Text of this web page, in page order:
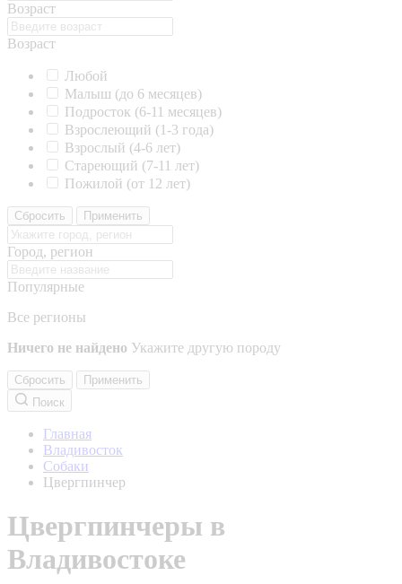
Возраст
Возраст
Любой
Малыш (до 6 месяцев)
Подросток (6-11 месяцев)
Взрослеющий (1-3 года)
Взрослый (4-6 лет)
Стареющий (7-11 лет)
Пожилой (от 12 лет)
Сбросить Применить
Город, регион
Популярные
Все регионы
Ничего не найдено Укажите другую породу
Сбросить
Применить
Поиск
Главная
Владивосток
Собаки
Цвергпинчер
Цвергпинчеры в
Владивостоке